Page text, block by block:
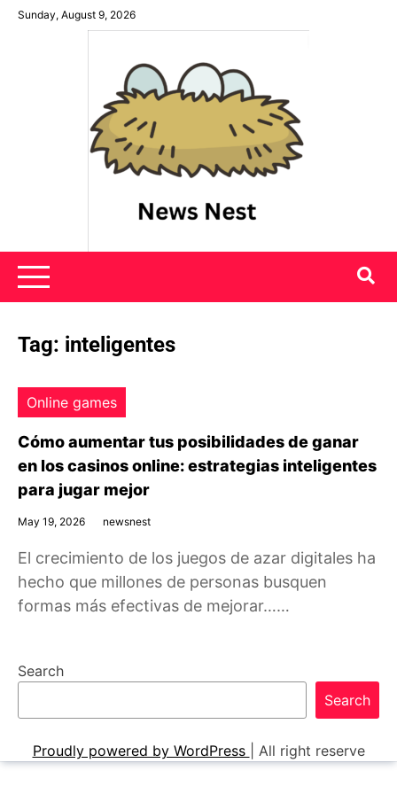
SkipSunday, August 9, 2026
News Nest
Tag: inteligentes
Online games
Cómo aumentar tus posibilidades de ganar
en los casinos online: estrategias inteligentes
para jugar mejor
May 19, 2026 newsnest
El crecimiento de los juegos de azar digitales ha
hecho que millones de personas busquen
formas más efectivas de mejorar……
Search
Search
Proudly powered by WordPress All right reserve